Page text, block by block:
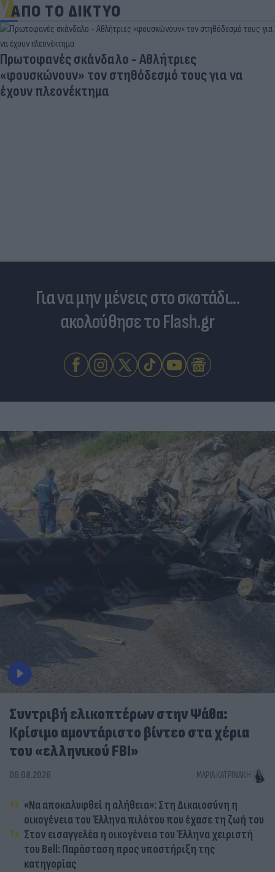
ΑΠΟ ΤΟ ΔΙΚΤΥΟ
Πρωτοφανές σκάνδαλο - Aθλήτριες
«φουσκώνουν» τον στηθόδεσμό τους για να
έχουν πλεονέκτημα
Για να μην μένεις στο σκοτάδι...
ακολούθησε το Flash.gr
Συντριβή ελικοπτέρων στην Ψάθα:
Κρίσιμο αμοντάριστο βίντεο στα χέρια
του «ελληνικού FBI»
06.08.2026 ΜΑΡΊΑ ΚΑΤΡΙΝΆΚΗ
«Να αποκαλυφθεί η αλήθεια»: Στη Δικαιοσύνη η
οικογένεια του Έλληνα πιλότου που έχασε τη ζωή του
Στον εισαγγελέα η οικογένεια του Έλληνα χειριστή
του Bell: Παράσταση προς υποστήριξη της
κατηγορίας